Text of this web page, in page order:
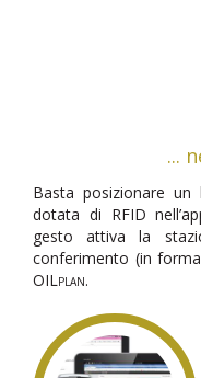
...
Basta posizionare
dotata di RFID
gesto attiva la
conferimento (in
OILplan.